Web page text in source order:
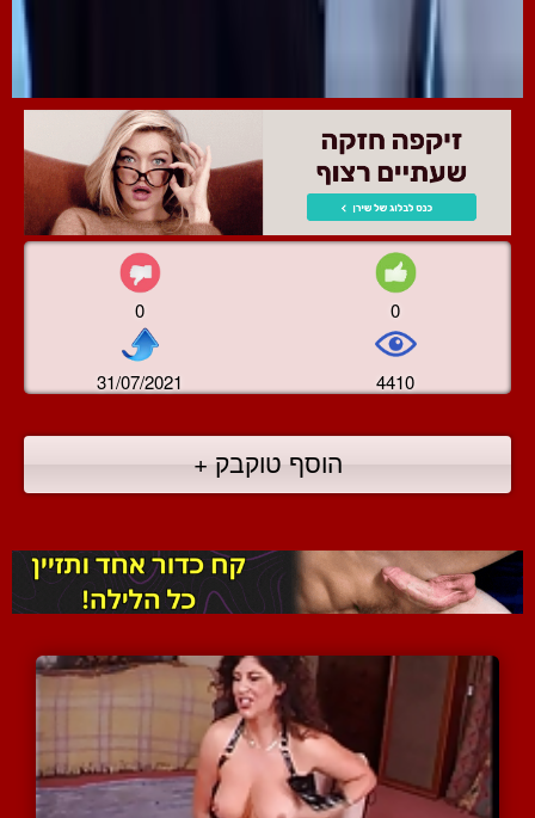
0 0
31/07/2021 4410
הוסף טוקבק +